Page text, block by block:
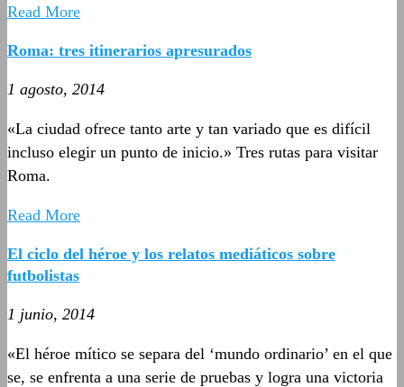
Read More
Roma: tres itinerarios apresurados
1 agosto, 2014
«La ciudad ofrece tanto arte y tan variado que es difícil
incluso elegir un punto de inicio.» Tres rutas para visitar
Roma.
Read More
El ciclo del héroe y los relatos mediáticos sobre
futbolistas
1 junio, 2014
«El héroe mítico se separa del ‘mundo ordinario’ en el que
se, se enfrenta a una serie de pruebas y logra una victoria